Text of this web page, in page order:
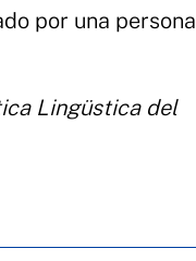
por una persona
Lingüstica del